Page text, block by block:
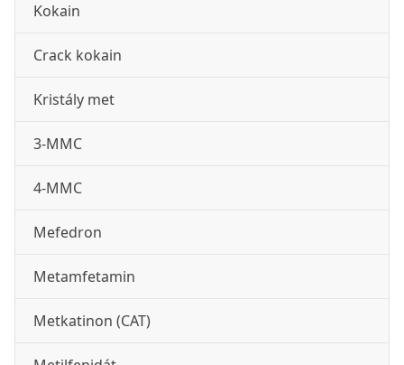
Kokain
Crack kokain
Kristály met
3-MMC
4-MMC
Mefedron
Metamfetamin
Metkatinon (CAT)